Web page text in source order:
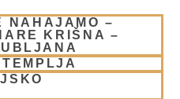
NAHAJAMO –
KRIŠNA –